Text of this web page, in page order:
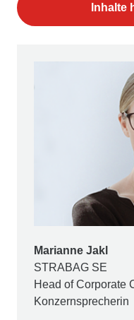
Inhalte
Marianne Jakl
STRABAG SE
Head of Corporate
Konzernsprecherin